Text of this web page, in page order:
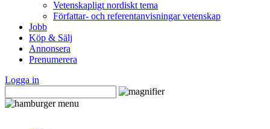
Vetenskapligt nordiskt tema
Författar- och referentanvisningar vetenskap
Jobb
Köp & Sälj
Annonsera
Prenumerera
Logga in